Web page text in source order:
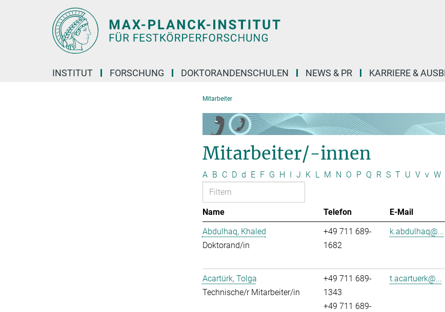
INSTITUT FORSCHUNG DOKTORANDENSCHULEN NEWS & PR KARRIERE &
Mitarbeiter
Mitarbeiter/-innen
A B C D d E F G H J K L M N O P Q R S T U V v W
Name Telefon E-Mail
Abdulhaq, Khaled
Doktorand/in
+49 711 689-
1682
k.abdulhaq@...
Acartürk, Tolga
Technische/r Mitarbeiter/in
+49 711 689-
1343
+49 711 689-
t.acartuerk@...